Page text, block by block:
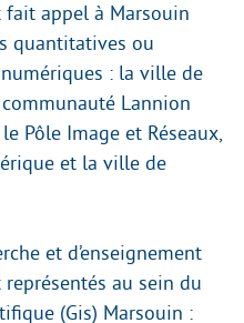
fait appel à Marsouin
quantitatives ou
: la ville de
Lannion
Pôle Image et Réseaux,
et la ville de
et d’enseignement
au sein du
(Gis) Marsouin :